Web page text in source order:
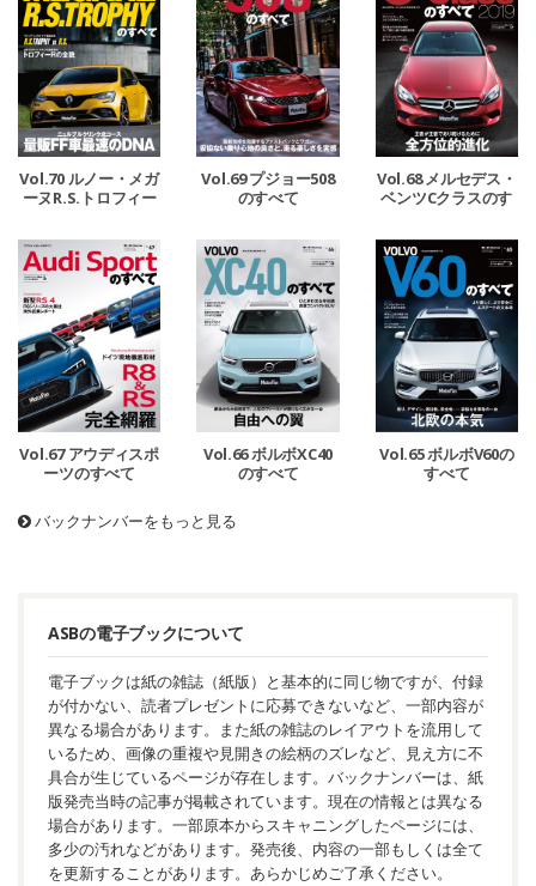
Vol.70 ルノー・メガ
ーヌR.S.トロフィー
Vol.69 プジョー508
のすべて
Vol.68 メルセデス・
ベンツCクラスのす
Vol.67 アウディスポ
ーツのすべて
Vol.66 ボルボXC40
のすべて
Vol.65 ボルボV60の
すべて
バックナンバーをもっと見る
ASBの電子ブックについて
電子ブックは紙の雑誌（紙版）と基本的に同じ物ですが、付録
が付かない、読者プレゼントに応募できないなど、一部内容が
異なる場合があります。また紙の雑誌のレイアウトを流用して
いるため、画像の重複や見開きの絵柄のズレなど、見え方に不
具合が生じているページが存在します。バックナンバーは、紙
版発売当時の記事が掲載されています。現在の情報とは異なる
場合があります。一部原本からスキャニングしたページには、
多少の汚れなどがあります。発売後、内容の一部もしくは全て
を更新することがあります。あらかじめご了承ください。